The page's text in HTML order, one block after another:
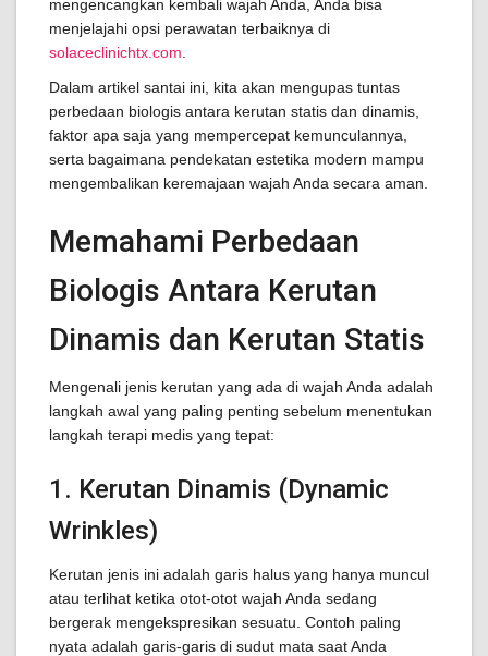
mengencangkan kembali wajah Anda, Anda bisa
menjelajahi opsi perawatan terbaiknya di
solaceclinichtx.com
Dalam artikel santai ini, kita akan mengupas tuntas
perbedaan biologis antara kerutan statis dan dinamis,
faktor apa saja yang mempercepat kemunculannya,
serta bagaimana pendekatan estetika modern mampu
mengembalikan keremajaan wajah Anda secara aman.
Memahami Perbedaan
Biologis Antara Kerutan
Dinamis dan Kerutan Statis
Mengenali jenis kerutan yang ada di wajah Anda adalah
langkah awal yang paling penting sebelum menentukan
langkah terapi medis yang tepat:
1. Kerutan Dinamis (Dynamic
Wrinkles)
Kerutan jenis ini adalah garis halus yang hanya muncul
atau terlihat ketika otot-otot wajah Anda sedang
bergerak mengekspresikan sesuatu. Contoh paling
nyata adalah garis-garis di sudut mata saat Anda